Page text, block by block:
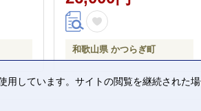
く
完
歌
カット みかん 梨 いちじく
キウイ まりひめ 果物 旬 完
熟 道の駅 かつらぎ町 和歌
山県【BK-kgr047】
和歌山県 かつらぎ町
しています。サイトの閲覧を継続された